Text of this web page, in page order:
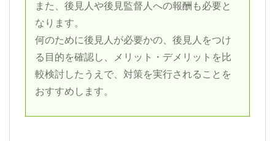
また、後見人や後見監督人への報酬も必要と
なります。
何のために後見人が必要かの、後見人をつけ
る目的を確認し、メリット・デメリットを比
較検討したうえで、対策を実行されることを
おすすめします。